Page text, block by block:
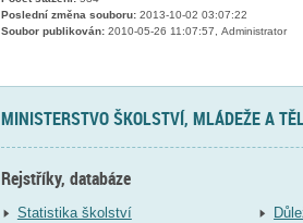
Poslední změna souboru:2013-10-02 03:07:22
Soubor publikován:2010-05-26 11:07:57, Administrator
MINISTERSTVO ŠKOLSTVÍ, MLÁDEŽE A
Rejstříky, databáze
Statistika školství